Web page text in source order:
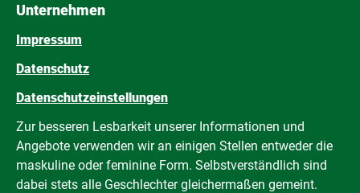
Unternehmen
Impressum
Datenschutz
Datenschutzeinstellungen
Zur besseren Lesbarkeit unserer Informationen und
Angebote verwenden wir an einigen Stellen entweder die
maskuline oder feminine Form. Selbstverständlich sind
dabei stets alle Geschlechter gleichermaßen gemeint.